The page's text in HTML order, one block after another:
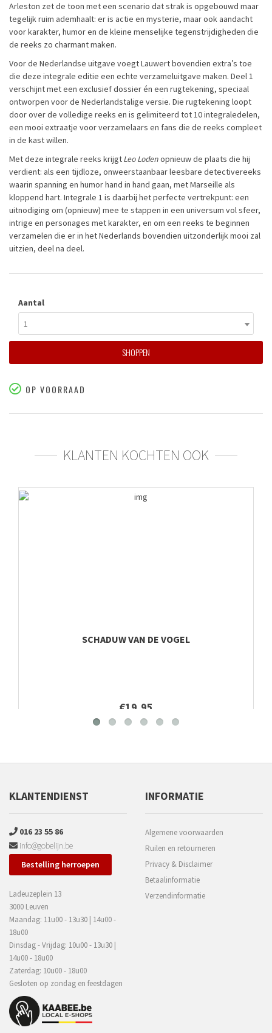
Arleston zet de toon met een scenario dat strak is opgebouwd maar
tegelijk ruim ademhaalt: er is actie en mysterie, maar ook aandacht
voor karakter, humor en de kleine menselijke tegenstrijdigheden die
de reeks zo charmant maken.
Voor de Nederlandse uitgave voegt Lauwert bovendien extra’s toe
die deze integrale editie een echte verzameluitgave maken. Deel 1
verschijnt met een exclusief dossier én een rugtekening, speciaal
ontworpen voor de Nederlandstalige versie. Die rugtekening loopt
door over de volledige reeks en is gelimiteerd tot 10 integraledelen,
een mooi extraatje voor verzamelaars en fans die de reeks compleet
in de kast willen.
Met deze integrale reeks krijgtLeo Lodenopnieuw de plaats die hij
verdient: als een tijdloze, onweerstaanbaar leesbare detectivereeks
waarin spanning en humor hand in hand gaan, met Marseille als
kloppend hart. Integrale 1 is daarbij het perfecte vertrekpunt: een
uitnodiging om (opnieuw) mee te stappen in een universum vol sfeer,
intrige en personages met karakter, en om een reeks te beginnen
verzamelen die er in het Nederlands bovendien uitzonderlijk mooi zal
uitzien, deel na deel.
Aantal
1
SHOPPEN
OP VOORRAAD
KLANTEN KOCHTEN OOK
SCHADUW VAN DE VOGEL
€19,95
KLANTENDIENST
016 23 55 86
info@gobelijn.be
Bestelling herroepen
Ladeuzeplein 13
3000 Leuven
Maandag: 11u00 - 13u30 | 14u00 -
18u00
Dinsdag - Vrijdag: 10u00 - 13u30 |
14u00 - 18u00
Zaterdag: 10u00 - 18u00
Gesloten op zondag en feestdagen
INFORMATIE
Algemene voorwaarden
Ruilen en retourneren
Privacy & Disclaimer
Betaalinformatie
Verzendinformatie